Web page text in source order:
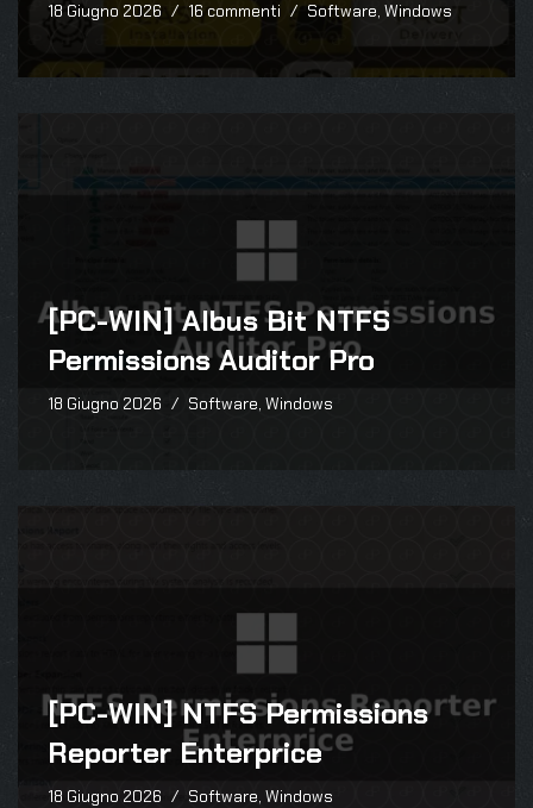
18 Giugno 2026 16 commenti Software, Windows
[PC-WIN] Albus Bit NTFS
Permissions Auditor Pro
18 Giugno 2026 Software, Windows
[PC-WIN] NTFS Permissions
Reporter Enterprice
18 Giugno 2026 Software, Windows